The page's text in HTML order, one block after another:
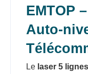
EMTOP
Auto-
Le laser 5